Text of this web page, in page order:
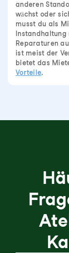
anderen
wächst oder
musst du als
Reparaturen
ist meist der
bietet das
Vorteile.